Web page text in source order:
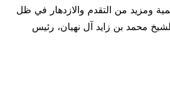
ومزيد من التقدم والازدهار في ظل
محمد بن زايد آل نهيان، رئيس